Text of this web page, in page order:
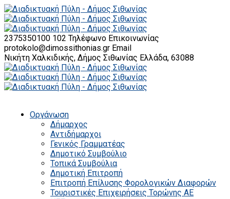
2375350100 102 Τηλέφωνο Επικοινωνίας
protokolo@dimossithonias.gr Email
Νικήτη Χαλκιδικής, Δήμος Σιθωνίας Ελλάδα, 63088
Οργάνωση
Δήμαρχος
Αντιδήμαρχοι
Γενικός Γραμματέας
Δημοτικό Συμβούλιο
Τοπικά Συμβούλια
Δημοτική Επιτροπή
Επιτροπή Επίλυσης Φορολογικών Διαφορών
Τουριστικές Επιχειρήσεις Τορώνης ΑΕ